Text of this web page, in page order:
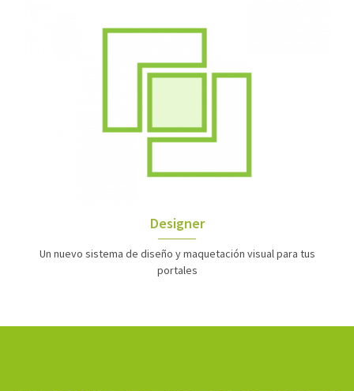
Designer
Un nuevo sistema de diseño y maquetación visual para tus
portales